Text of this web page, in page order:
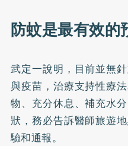
防蚊是最有效的
武定一說明，目前並無
與疫苗，治療支持性療
物、充分休息、補充水
狀，務必告訴醫師旅遊
驗和通報。